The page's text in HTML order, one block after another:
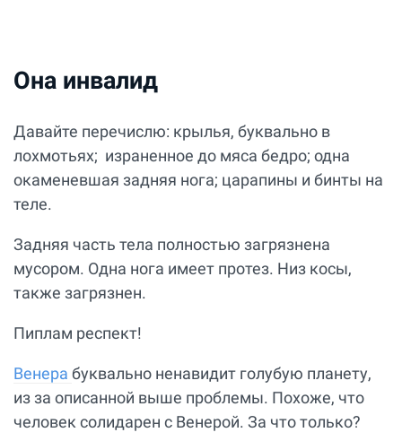
Она инвалид
Давайте перечислю: крылья, буквально в
лохмотьях; израненное до мяса бедро; одна
окаменевшая задняя нога; царапины и бинты на
теле.
Задняя часть тела полностью загрязнена
мусором. Одна нога имеет протез. Низ косы,
также загрязнен.
Пиплам респект!
Венера буквально ненавидит голубую планету,
из за описанной выше проблемы. Похоже, что
человек солидарен с Венерой. За что только?